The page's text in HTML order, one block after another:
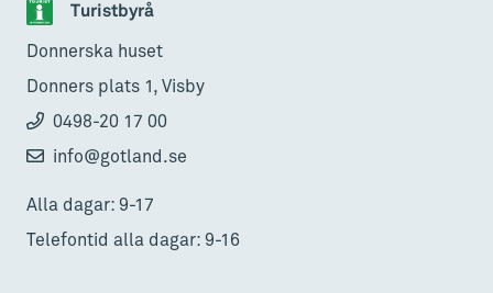
Turistbyrå
Donnerska huset
Donners plats 1, Visby
0498-20 17 00
info@gotland.se
Alla dagar: 9-17
Telefontid alla dagar: 9-16